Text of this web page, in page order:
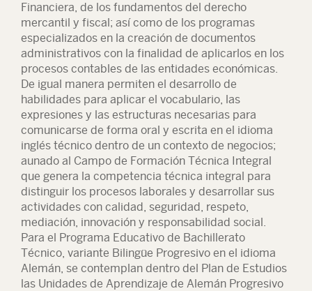
Financiera, de los fundamentos del derecho
mercantil y fiscal; así como de los programas
especializados en la creación de documentos
administrativos con la finalidad de aplicarlos en los
procesos contables de las entidades económicas.
De igual manera permiten el desarrollo de
habilidades para aplicar el vocabulario, las
expresiones y las estructuras necesarias para
comunicarse de forma oral y escrita en el idioma
inglés técnico dentro de un contexto de negocios;
aunado al Campo de Formación Técnica Integral
que genera la competencia técnica integral para
distinguir los procesos laborales y desarrollar sus
actividades con calidad, seguridad, respeto,
mediación, innovación y responsabilidad social.
Para el Programa Educativo de Bachillerato
Técnico, variante Bilingüe Progresivo en el idioma
Alemán, se contemplan dentro del Plan de Estudios
las Unidades de Aprendizaje de Alemán Progresivo